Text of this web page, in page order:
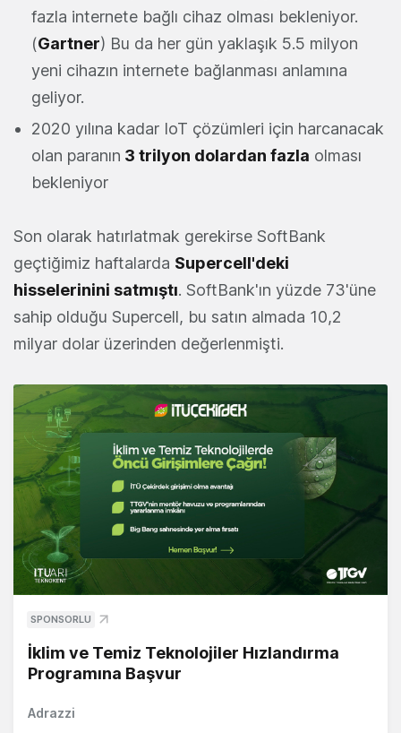
fazla internete bağlı cihaz olması bekleniyor.
(Gartner) Bu da her gün yaklaşık 5.5 milyon
yeni cihazın internete bağlanması anlamına
geliyor.
2020 yılına kadar IoT çözümleri için harcanacak
olan paranın 3 trilyon dolardan fazla olması
bekleniyor
Son olarak hatırlatmak gerekirse SoftBank
geçtiğimiz haftalarda Supercell'deki
hisselerinini satmıştı. SoftBank'ın yüzde 73'üne
sahip olduğu Supercell, bu satın almada 10,2
milyar dolar üzerinden değerlenmişti.
SPONSORLU
İklim ve Temiz Teknolojiler Hızlandırma
Programına Başvur
Adrazzi